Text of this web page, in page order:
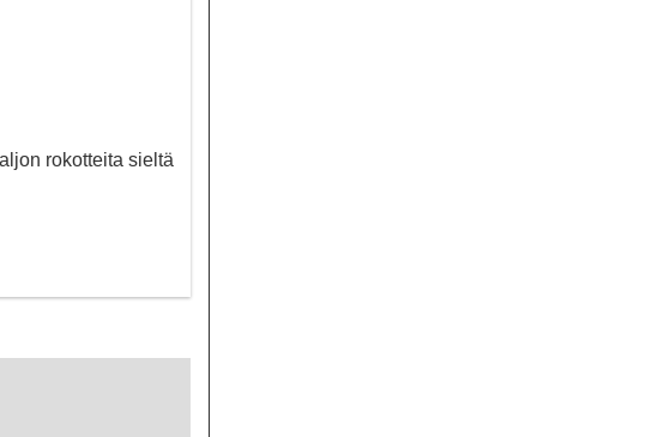
rokotteita sieltä